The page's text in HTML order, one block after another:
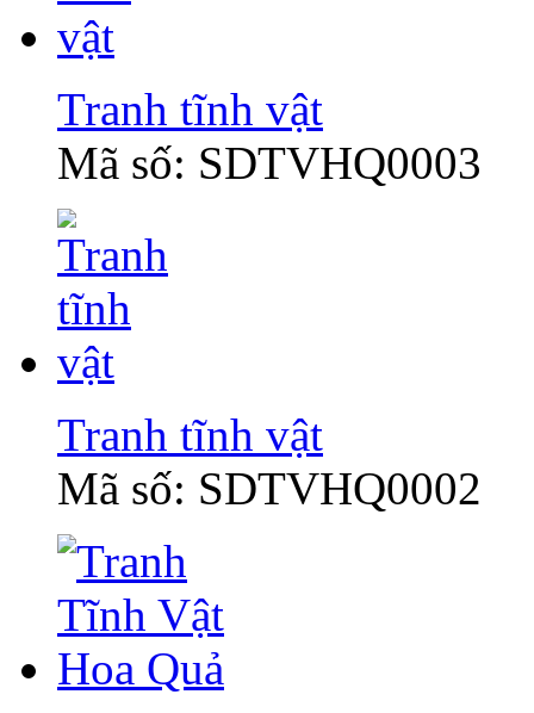
Tranh tĩnh vật
Mã số: SDTVHQ0003
Tranh tĩnh vật
Mã số: SDTVHQ0002